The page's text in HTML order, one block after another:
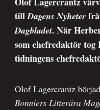
tillDagens Nyheter
Dagbladet. När
som chefredaktör tog
tidningens
Olof Lagercrantz
Bonniers Litterära